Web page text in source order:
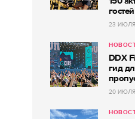
23 ИЮЛЯ
DDX
гид
20 ИЮЛЯ